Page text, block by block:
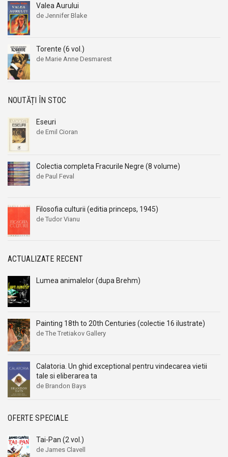
Aleksandr Beleaev
Alessandro Parronchi
Alex Mihai Stoenescu
Alexandr Soljenitin
Alexandra Jones
Alexandra Mosneaga
Alexandra Ripley
Alexandre Dumas fiul
Alexandre Koyre
Alexandru Balaci
Alexandru Busuioceanu
Alexandru Elian
Alexandru I. Gonta
Alexandru Madgearu
Alexandru Mitru
Alexandru Tanase
Alexandru Vianu
Alexandru Vlahuta
Alexandru Vulpe
Alexei Tolstoi
Alfred de Musset
Alfred Harlaoanu
Alice Hoffman
Alison Tyler
Alison York
Alistair Maclean
Aleksandr Beleaev
Alessandro Parronchi
Alex Mihai Stoenescu
Alexandr Soljenitin
Alexandra Jones
Alexandra Mosneaga
Alexandra Ripley
Alexandre Dumas fiul
Alexandre Koyre
Alexandru Balaci
Alexandru Busuioceanu
Alexandru Elian
Alexandru I. Gonta
Alexandru Madgearu
Alexandru Mitru
Alexandru Tanase
Alexandru Vianu
Alexandru Vlahuta
Alexandru Vulpe
Alexei Tolstoi
Alfred de Musset
Alfred Harlaoanu
Alice Hoffman
Alison Tyler
Alison York
Alistair Maclean
Valea Aurului
de Jennifer Blake
Torente (6 vol.)
de Marie Anne Desmarest
NOUTĂȚI ÎN STOC
Eseuri
de Emil Cioran
Colectia completa Fracurile Negre (8 volume)
de Paul Feval
Filosofia culturii (editia princeps, 1945)
de Tudor Vianu
ACTUALIZATE RECENT
Lumea animalelor (dupa Brehm)
Painting 18th to 20th Centuries (colectie 16 ilustrate)
de The Tretiakov Gallery
Calatoria. Un ghid exceptional pentru vindecarea vietii
tale si eliberarea ta
de Brandon Bays
OFERTE SPECIALE
Tai-Pan (2 vol.)
de James Clavell